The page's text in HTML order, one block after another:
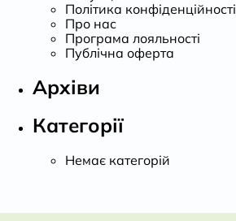
Політика конфіденційності
Про нас
Програма лояльності
Публічна оферта
Архіви
Категорії
Немає категорій